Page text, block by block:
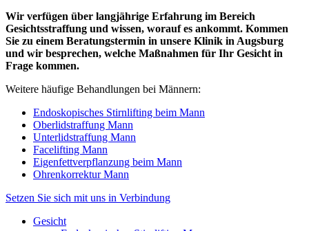
Wir verfügen über langjährige Erfahrung im Bereich
Gesichtsstraffung und wissen, worauf es ankommt. Kommen
Sie zu einem Beratungstermin in unsere Klinik in Augsburg
und wir besprechen, welche Maßnahmen für Ihr Gesicht in
Frage kommen.
Weitere häufige Behandlungen bei Männern:
Endoskopisches Stirnlifting beim Mann
Oberlidstraffung Mann
Unterlidstraffung Mann
Facelifting Mann
Eigenfettverpflanzung beim Mann
Ohrenkorrektur Mann
Setzen Sie sich mit uns in Verbindung
Gesicht